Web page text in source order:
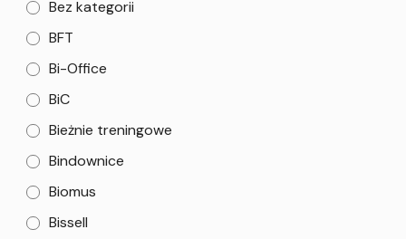
Bez kategorii
BFT
Bi-Office
BiC
Bieżnie treningowe
Bindownice
Biomus
Bissell